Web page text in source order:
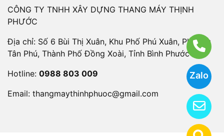
Zalo
CÔNG TY TNHH XÂY DỰNG THANG MÁY THỊNH
PHƯỚC
Địa chỉ: Số 6 Bùi Thị Xuân, Khu Phố Phú Xuân, Phường
Tân Phú, Thành Phố Đồng Xoài, Tỉnh Bình Phước
Hotline: 0988 803 009
Email: thangmaythinhphuoc@gmail.com